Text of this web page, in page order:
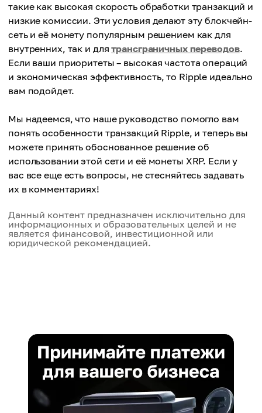
такие как высокая скорость обработки транзакций и
низкие комиссии. Эти условия делают эту блокчейн-
сеть и её монету популярным решением как для
внутренних, так и длятрансграничных переводов.
Если ваши приоритеты – высокая частота операций
и экономическая эффективность, то Ripple идеально
вам подойдет.
Мы надеемся, что наше руководство помогло вам
понять особенности транзакций Ripple, и теперь вы
можете принять обоснованное решение об
использовании этой сети и её монеты XRP. Если у
вас все еще есть вопросы, не стесняйтесь задавать
их в комментариях!
Данный контент предназначен исключительно для
информационных и образовательных целей и не
является финансовой, инвестиционной или
юридической рекомендацией.